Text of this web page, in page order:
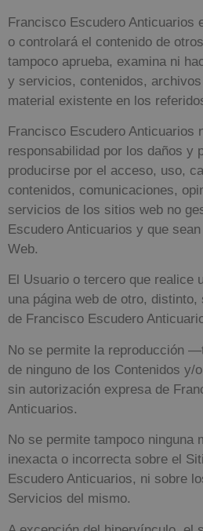
Francisco Escudero Anticuarios
o controlará el contenido de
tampoco aprueba, examina ni
y servicios, contenidos,
material existente en los
Francisco Escudero Anticuarios
responsabilidad por los daños y
producirse por el acceso, uso,
contenidos, comunicaciones,
servicios de los sitios web no
Escudero Anticuarios y que
Web.
El Usuario o tercero que realice
una página web de otro,
de Francisco Escudero
No se permite la reproducción
de ninguno de los Contenidos y/
sin autorización expresa de
Anticuarios.
No se permite tampoco ninguna
inexacta o incorrecta sobre el
Escudero Anticuarios, ni sobre
Servicios del mismo.